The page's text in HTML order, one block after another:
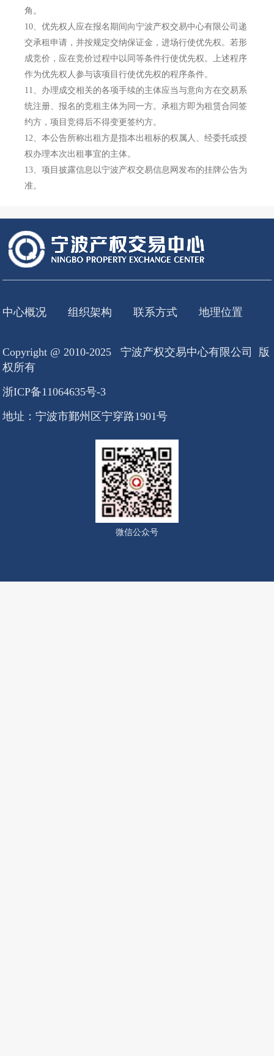
角。
10、 优先权人应在报名期间向宁波产权交易中心有限公司递
交承租申请，并按规定交纳保证金，进场行使优先权。若形
成竞价，应在竞价过程中以同等条件行使优先权。上述程序
作为优先权人参与该项目行使优先权的程序条件。
11、 办理成交相关的各项手续的主体应当与意向方在交易系
统注册、报名的竞租主体为同一方。承租方即为租赁合同签
约方，项目竞得后不得变更签约方。
12、 本公告所称出租方是指本出租标的权属人、经委托或授
权办理本次出租事宜的主体。
13、 项目披露信息以宁波产权交易信息网发布的挂牌公告为
准。
中心概况 组织架构 联系方式 地理位置
Copyright @ 2010-2025 宁波产权交易中心有限公司 版
权所有
浙ICP备11064635号-3
地址：宁波市鄞州区宁穿路1901号
微信公众号